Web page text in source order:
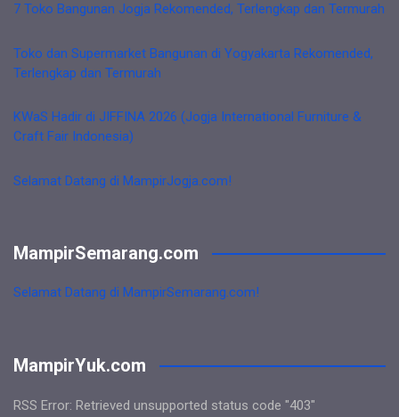
7 Toko Bangunan Jogja Rekomended, Terlengkap dan Termurah
Toko dan Supermarket Bangunan di Yogyakarta Rekomended,
Terlengkap dan Termurah
KWaS Hadir di JIFFINA 2026 (Jogja International Furniture &
Craft Fair Indonesia)
Selamat Datang di MampirJogja.com!
MampirSemarang.com
Selamat Datang di MampirSemarang.com!
MampirYuk.com
RSS Error: Retrieved unsupported status code "403"